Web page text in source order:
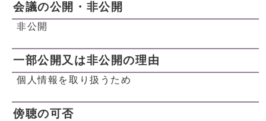
会議の公開・非公開
非公開
一部公開又は非公開の理由
個人情報を取り扱うため
傍聴の可否